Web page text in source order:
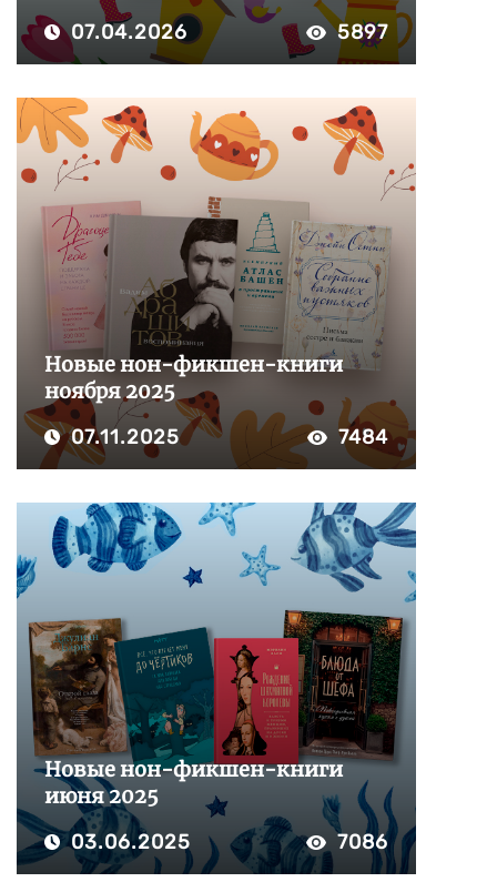
07.04.2026 5897
Новые нон-фикшен-книги
ноября 2025
07.11.2025 7484
Новые нон-фикшен-книги
июня 2025
03.06.2025 7086